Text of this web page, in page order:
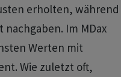
erholten, während
Im MDax
Werten mit
Wie zuletzt oft,